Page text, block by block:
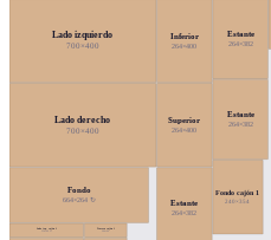
Lado izquierdo
700×400
Lado derecho
700×400
Fondo
664×264 ↻
Inferior
264×400
Superior
264×400
Estante
264×382
Estante
264×382
Estante
264×382
Fondo cajón 1
240×354
Lado izq. cajón 1
354×66 ↻
Trasera cajón 1
204×66